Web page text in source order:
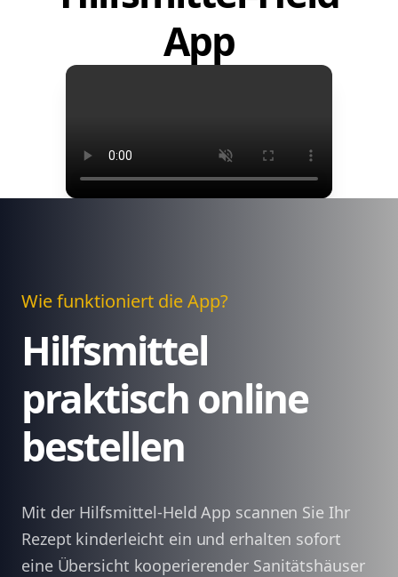
App
Wie funktioniert die App?
Hilfsmittel
praktisch online
bestellen
Mit der Hilfsmittel-Held App scannen Sie Ihr
Rezept kinderleicht ein und erhalten sofort
eine Übersicht kooperierender Sanitätshäuser